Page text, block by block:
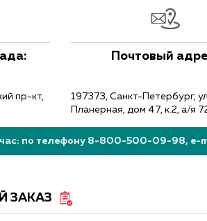
пр-кт,
Почтовый
197373, Санкт-Петербург,
Планерная, дом 47, к.2, а/я
по телефону 8-800-500-09-98, e-
ЗАКАЗ